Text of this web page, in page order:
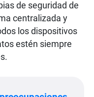
de seguridad de
centralizada y
los dispositivos
estén siempre